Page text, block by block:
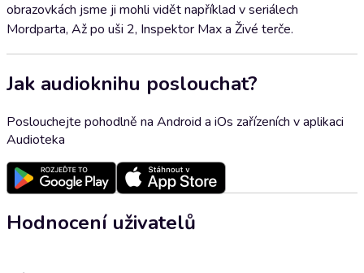
obrazovkách jsme ji mohli vidět například v seriálech
Mordparta, Až po uši 2, Inspektor Max a Živé terče.
Jak audioknihu poslouchat?
Poslouchejte pohodlně na Android a iOs zařízeních v aplikaci
Audioteka
Hodnocení uživatelů